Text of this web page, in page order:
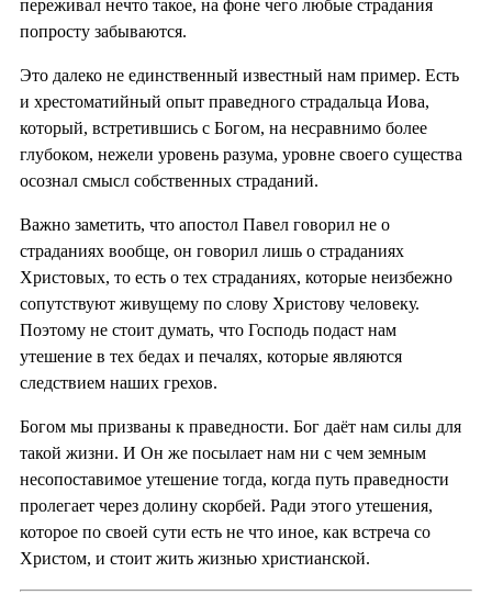
переживал нечто такое, на фоне чего любые страдания
попросту забываются.
Это далеко не единственный известный нам пример. Есть
и хрестоматийный опыт праведного страдальца Иова,
который, встретившись с Богом, на несравнимо более
глубоком, нежели уровень разума, уровне своего существа
осознал смысл собственных страданий.
Важно заметить, что апостол Павел говорил не о
страданиях вообще, он говорил лишь о страданиях
Христовых, то есть о тех страданиях, которые неизбежно
сопутствуют живущему по слову Христову человеку.
Поэтому не стоит думать, что Господь подаст нам
утешение в тех бедах и печалях, которые являются
следствием наших грехов.
Богом мы призваны к праведности. Бог даёт нам силы для
такой жизни. И Он же посылает нам ни с чем земным
несопоставимое утешение тогда, когда путь праведности
пролегает через долину скорбей. Ради этого утешения,
которое по своей сути есть не что иное, как встреча со
Христом, и стоит жить жизнью христианской.